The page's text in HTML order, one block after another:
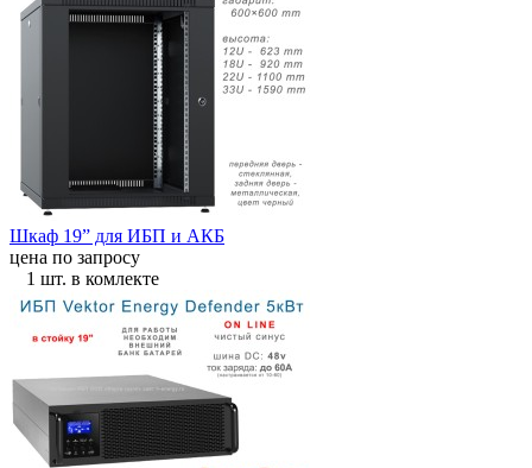
Шкаф 19” для ИБП и АКБ
цена по запросу
1 шт. в комлекте